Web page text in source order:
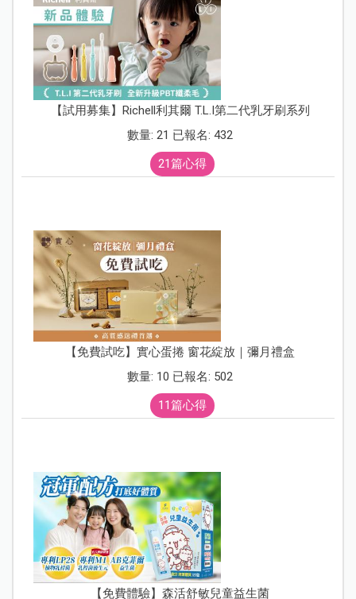
【試用募集】Richell利其爾 T.L.I第二代乳牙刷系列
數量: 21 已報名: 432
21篇心得
【免費試吃】實心蛋捲 窗花綻放｜彌月禮盒
數量: 10 已報名: 502
11篇心得
【免費體驗】森活舒敏兒童益生菌